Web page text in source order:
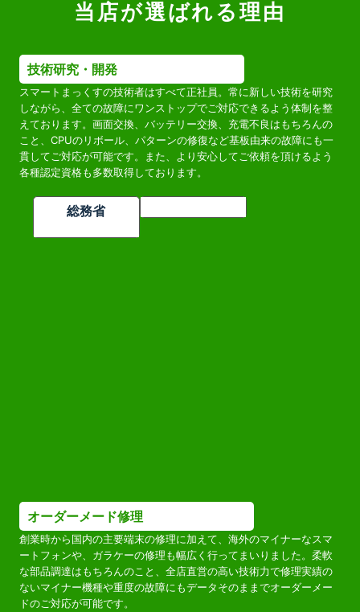
当店が選ばれる理由
技術研究・開発
スマートまっくすの技術者はすべて正社員。常に新しい技術を研究
しながら、全ての故障にワンストップでご対応できるよう体制を整
えております。画面交換、バッテリー交換、充電不良はもちろんの
こと、CPUのリボール、パターンの修復など基板由来の故障にも一
貫してご対応が可能です。また、より安心してご依頼を頂けるよう
各種認定資格も多数取得しております。
総務省
オーダーメード修理
創業時から国内の主要端末の修理に加えて、海外のマイナーなスマ
ートフォンや、ガラケーの修理も幅広く行ってまいりました。柔軟
な部品調達はもちろんのこと、全店直営の高い技術力で修理実績の
ないマイナー機種や重度の故障にもデータそのままでオーダーメー
ドのご対応が可能です。